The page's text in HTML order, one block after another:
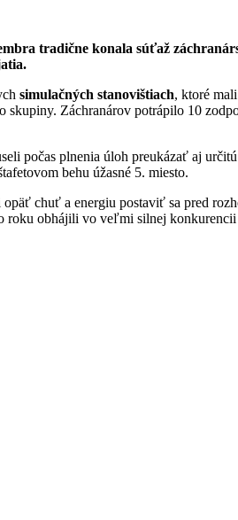
tradične konala súťaž
simulačných stanovištiach, ktoré
skupiny. Záchranárov potrápilo 10
počas plnenia úloh preukázať aj určitú
behu úžasné 5. miesto.
chuť a energiu postaviť sa pred
roku obhájili vo veľmi silnej konkurencii